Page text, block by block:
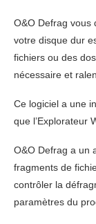
O&O Defrag vous
votre disque dur
fichiers ou des
nécessaire et
Ce logiciel a une
que l’Explorateur
O&O Defrag a un
fragments de
contrôler la
paramètres du